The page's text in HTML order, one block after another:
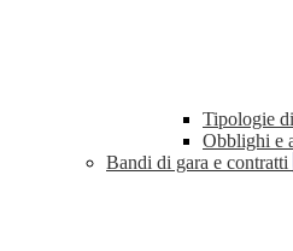
Tipologie
Obblighi e
Bandi di gara e contratti